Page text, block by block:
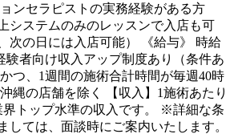
ンセラピストの実務経験がある方
システムのみのレッスンで入店も可
次の日には入店可能） 《給与》 時給
験者向け収入アップ制度あり（条件あ
つ、1週間の施術合計時間が毎週40時
縄の店舗を除く 【収入】1施術あたり
トップ水準の収入です。 ※詳細な条
しては、面談時にご案内いたします。